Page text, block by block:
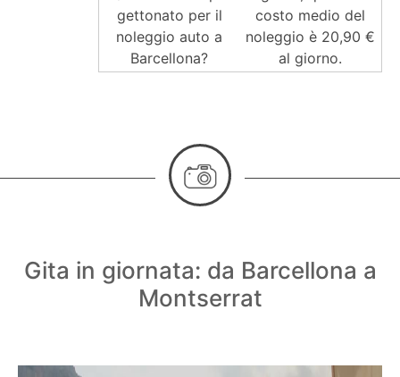
gettonato per il
noleggio auto a
Barcellona?
costo medio del
noleggio è 20,90 €
al giorno.
Gita in giornata: da Barcellona a
Montserrat